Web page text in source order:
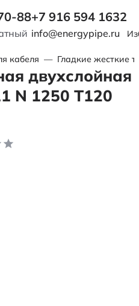
88+7 916 594 1632
info@energypipe.ru
кабеля — Гладкие жесткие
двухслойная
N 1250 Т120